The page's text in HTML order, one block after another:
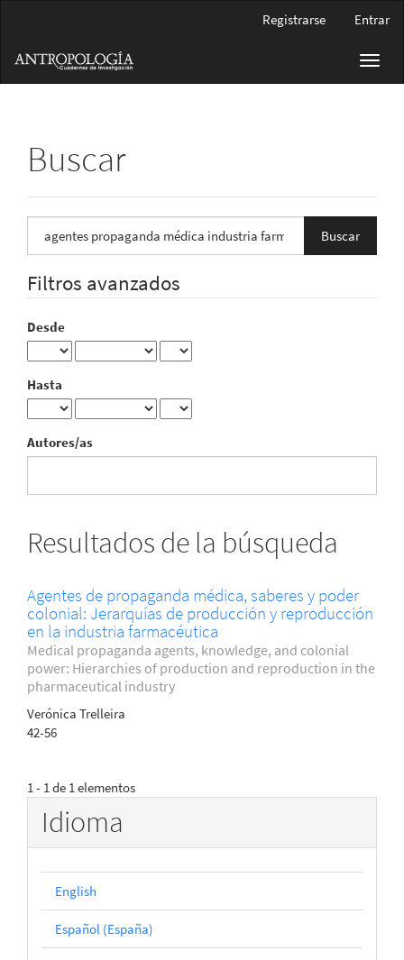
principal
Barra
Registrarse Entrar
Buscar
artículos
Filtros avanzados
Desde
Hasta
Autores/as
Resultados de la búsqueda
Agentes de propaganda médica, saberes y poder
colonial: Jerarquías de producción y reproducción
en la industria farmacéutica
Medical propaganda agents, knowledge, and colonial
power: Hierarchies of production and reproduction in the
pharmaceutical industry
Verónica Trelleira
42-56
1 - 1 de 1 elementos
Idioma
English
Español (España)